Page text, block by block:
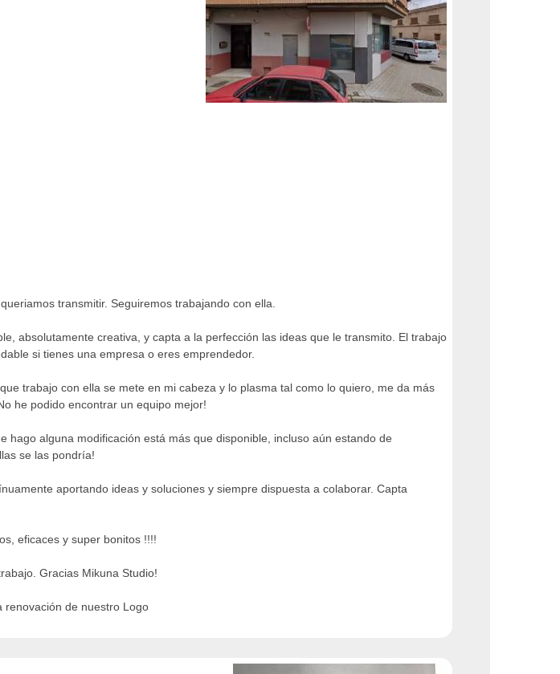
transmitir. Seguiremos trabajando con ella.
absolutamente creativa, y capta a la perfección las ideas que le transmito. El trabajo
si tienes una empresa o eres emprendedor.
trabajo con ella se mete en mi cabeza y lo plasma tal como lo quiero, me da más
he podido encontrar un equipo mejor!
alguna modificación está más que disponible, incluso aún estando de
se las pondría!
aportando ideas y soluciones y siempre dispuesta a colaborar. Capta
eficaces y super bonitos !!!!
Gracias Mikuna Studio!
renovación de nuestro Logo